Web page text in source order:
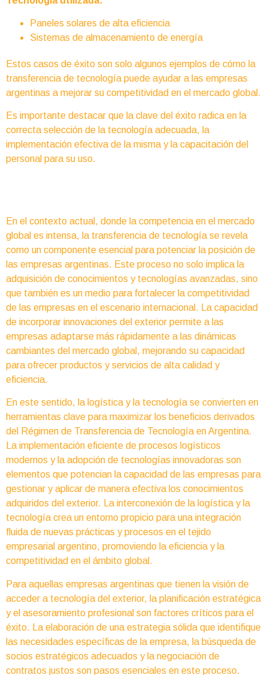
Paneles solares de alta eficiencia
Sistemas de almacenamiento de energía
Estos casos de éxito son solo algunos ejemplos de cómo la
transferencia de tecnología puede ayudar a las empresas
argentinas a mejorar su competitividad en el mercado global.
Es importante destacar que la clave del éxito radica en la
correcta selección de la tecnología adecuada, la
implementación efectiva de la misma y la capacitación del
personal para su uso.
En el contexto actual, donde la competencia en el mercado
global es intensa, la transferencia de tecnología se revela
como un componente esencial para potenciar la posición de
las empresas argentinas. Este proceso no solo implica la
adquisición de conocimientos y tecnologías avanzadas, sino
que también es un medio para fortalecer la competitividad
de las empresas en el escenario internacional. La capacidad
de incorporar innovaciones del exterior permite a las
empresas adaptarse más rápidamente a las dinámicas
cambiantes del mercado global, mejorando su capacidad
para ofrecer productos y servicios de alta calidad y
eficiencia.
En este sentido, la logística y la tecnología se convierten en
herramientas clave para maximizar los beneficios derivados
del Régimen de Transferencia de Tecnología en Argentina.
La implementación eficiente de procesos logísticos
modernos y la adopción de tecnologías innovadoras son
elementos que potencian la capacidad de las empresas para
gestionar y aplicar de manera efectiva los conocimientos
adquiridos del exterior. La interconexión de la logística y la
tecnología crea un entorno propicio para una integración
fluida de nuevas prácticas y procesos en el tejido
empresarial argentino, promoviendo la eficiencia y la
competitividad en el ámbito global.
Para aquellas empresas argentinas que tienen la visión de
acceder a tecnología del exterior, la planificación estratégica
y el asesoramiento profesional son factores críticos para el
éxito. La elaboración de una estrategia sólida que identifique
las necesidades específicas de la empresa, la búsqueda de
socios estratégicos adecuados y la negociación de
contratos justos son pasos esenciales en este proceso.